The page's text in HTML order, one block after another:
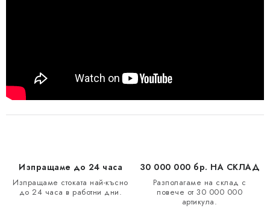
Изпращаме до 24 часа
Изпращаме стоката най-късно
до 24 часа в работни дни.
30 000 000 бр. НА СКЛАД
Разполагаме на склад с
повече от 30 000 000
артикула.